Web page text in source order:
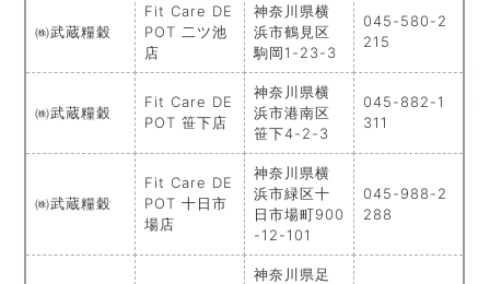
㈱武蔵糧穀
Fit Care DE
POT 二ツ池
店
神奈川県横
浜市鶴見区
駒岡1-23-3
045-580-2
215
㈱武蔵糧穀
Fit Care DE
POT 笹下店
神奈川県横
浜市港南区
笹下4-2-3
045-882-1
311
㈱武蔵糧穀
Fit Care DE
POT 十日市
場店
神奈川県横
浜市緑区十
日市場町900
-12-101
045-988-2
288
神奈川県足